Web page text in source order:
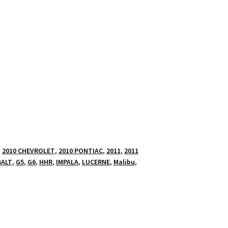
2010 CHEVROLET, 2010 PONTIAC, 2011, 2011
, G5, G6, HHR, IMPALA, LUCERNE, Malibu,